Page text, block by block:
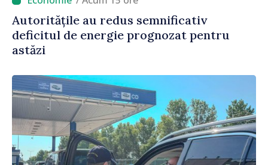
Autoritățile au redus semnificativ
deficitul de energie prognozat pentru
astăzi